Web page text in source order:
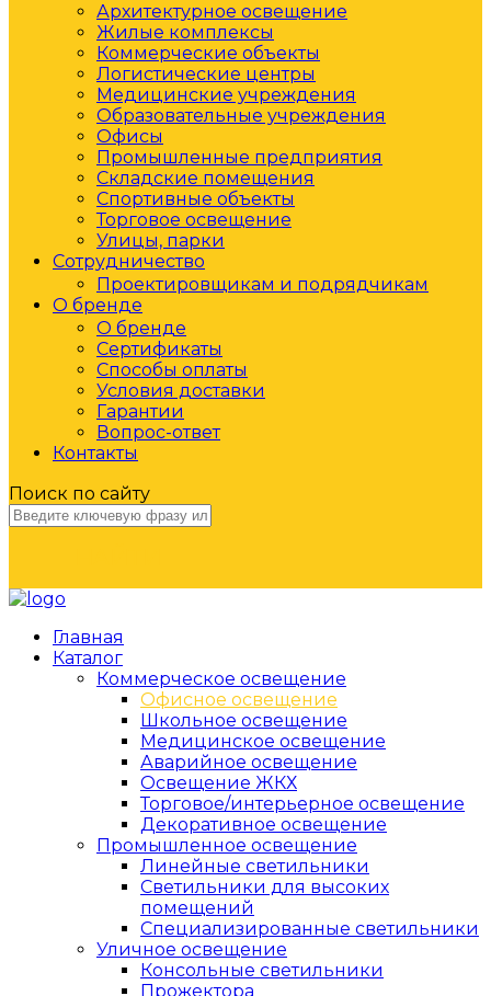
Архитектурное освещение
Жилые комплексы
Коммерческие объекты
Логистические центры
Медицинские учреждения
Образовательные учреждения
Офисы
Промышленные предприятия
Складские помещения
Спортивные объекты
Торговое освещение
Улицы, парки
Сотрудничество
Проектировщикам и подрядчикам
О бренде
О бренде
Сертификаты
Способы оплаты
Условия доставки
Гарантии
Вопрос-ответ
Контакты
Поиск по сайту
Главная
Каталог
Коммерческое освещение
Офисное освещение
Школьное освещение
Медицинское освещение
Аварийное освещение
Освещение ЖКХ
Торговое/интерьерное освещение
Декоративное освещение
Промышленное освещение
Линейные светильники
Светильники для высоких
помещений
Специализированные светильники
Уличное освещение
Консольные светильники
Прожектора